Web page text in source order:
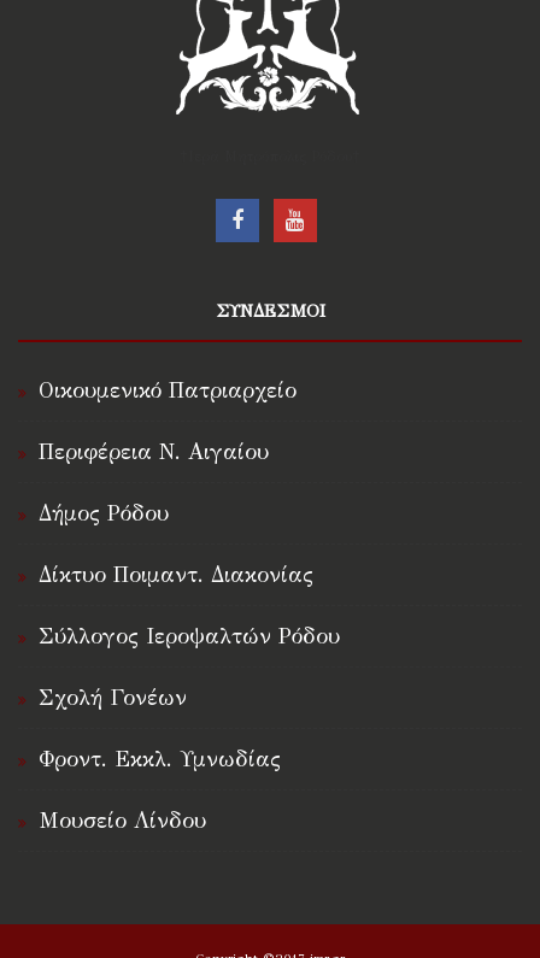
ΣΥΝΔΕΣΜΟΙ
Οικουμενικό Πατριαρχείο
Περιφέρεια Ν. Αιγαίου
Δήμος Ρόδου
Δίκτυο Ποιμαντ. Διακονίας
Σύλλογος Ιεροψαλτών Ρόδου
Σχολή Γονέων
Φροντ. Εκκλ. Υμνωδίας
Μουσείο Λίνδου